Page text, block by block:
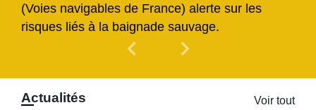
(Voies navigables de France) alerte sur les
risques liés à la baignade sauvage.
chevron_left Previous
chevron_right
Actualités Voir tout